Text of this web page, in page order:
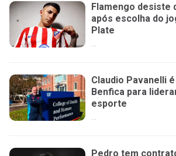
Flamengo desiste
após escolha do
Plate
...
Claudio Pavanelli
Benfica para
esporte
...
Pedro tem